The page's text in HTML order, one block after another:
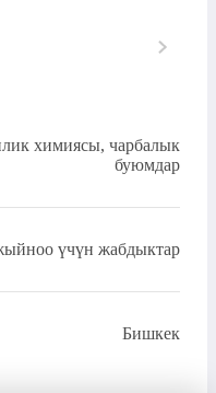
химиясы, чарбалык
буюмдар
үчүн жабдыктар
Бишкек